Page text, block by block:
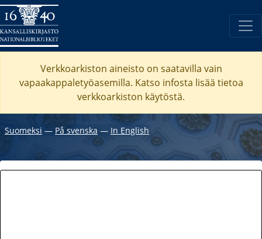
Verkkoarkiston aineisto on saatavilla vain
vapaakappaletyöasemilla. Katso infosta lisää tietoa
verkkoarkiston käytöstä.
Suomeksi ― På svenska ― In English